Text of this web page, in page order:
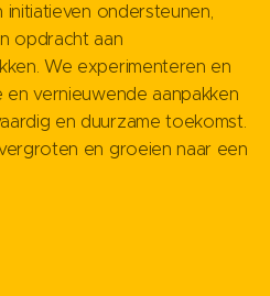
ondersteunen,
opdracht aan
We experimenteren en
vernieuwende aanpakken
en duurzame toekomst.
en groeien naar een